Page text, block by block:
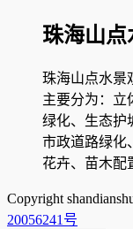
珠海山点
珠海山点水景
主要分为：立
绿化、生态护
市政道路绿化
花卉、苗木配
Copyright
20056241号